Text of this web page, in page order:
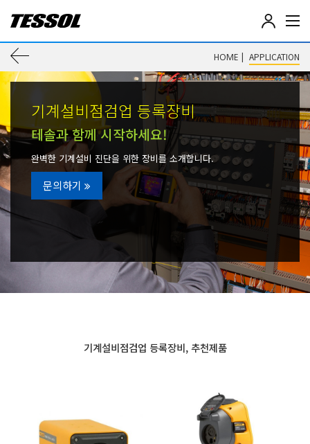
테
(
T
E
S
S
L
)
-
전
기
전
계
이
터
전
이
지
로
HOME | APPLICATION
기계설비점검업 등록장비
테솔과 함께 시작하세요!
완벽한 기계설비 진단을 위한 장비를 소개합니다.
문의하기
기계설비점검업 등록장비, 추천제품